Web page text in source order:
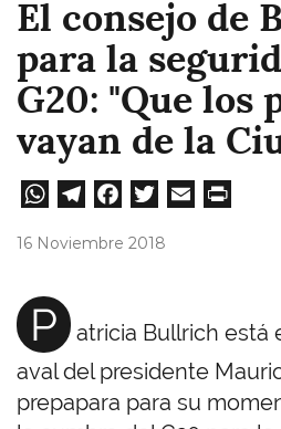
El consejo de
para la
G20: "Que los
vayan de la
W
A
pp
Te
m
Fa
16 Noviembre 2018
P
atricia Bullrich está
aval del presidente
prepapara para su